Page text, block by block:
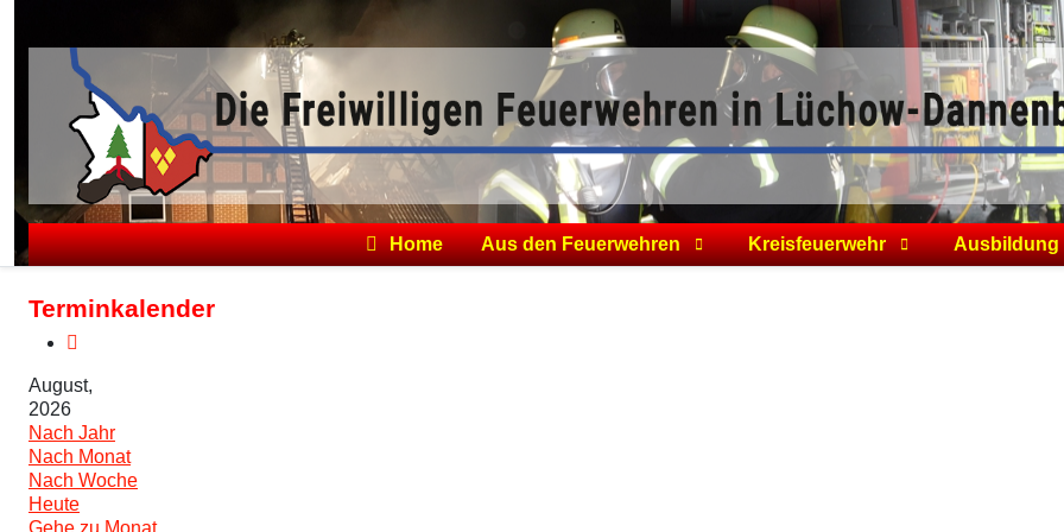
Home Aus den Feuerwehren Kreisfeuerwehr Ausbildung
Terminkalender
August,
2026
Nach Jahr
Nach Monat
Nach Woche
Heute
Gehe zu Monat